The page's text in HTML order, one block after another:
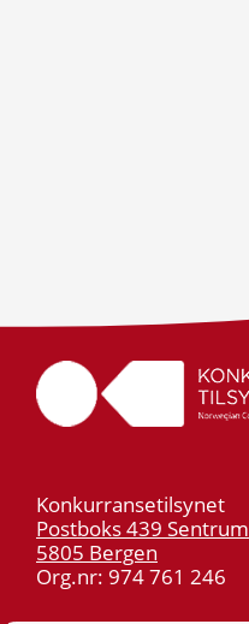
Konkurransetilsynet
Postboks 439 Sentrum
5805 Bergen
Org.nr: 974 761 246